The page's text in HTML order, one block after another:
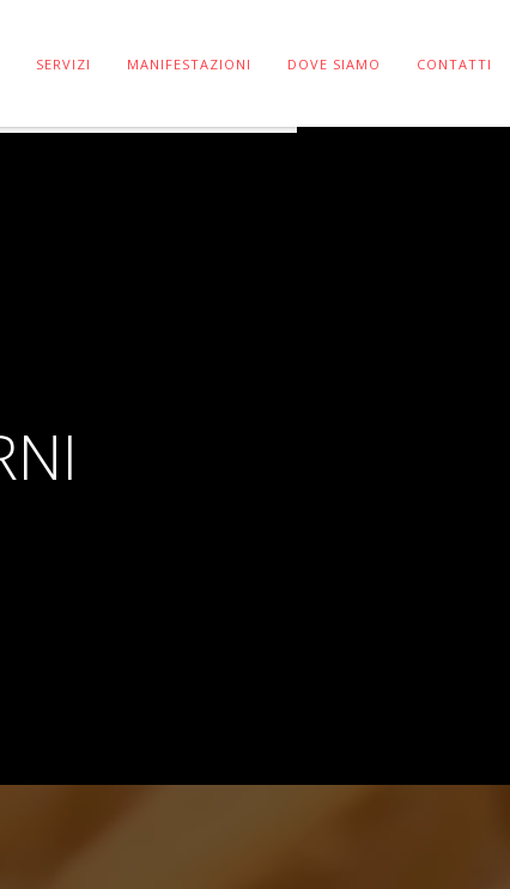
SERVIZI MANIFESTAZIONI DOVE SIAMO CONTATTI